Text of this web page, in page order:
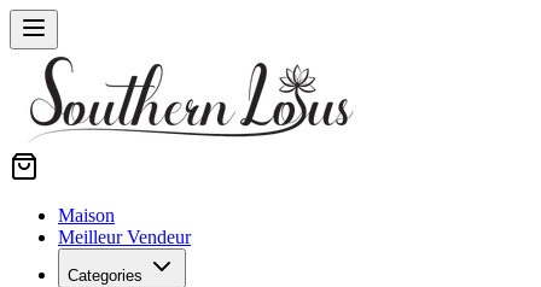
Maison
Meilleur Vendeur
Categories